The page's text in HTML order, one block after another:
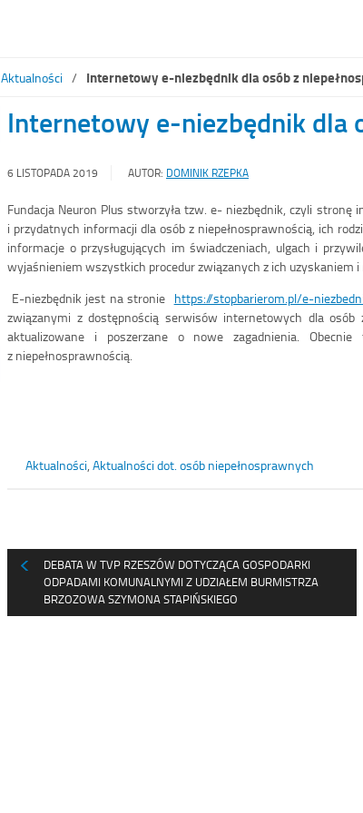
Aktualności Internetowy e-niezbędnik dla osób z
Internetowy e-niezbędnik dla
6 LISTOPADA 2019 AUTOR: DOMINIK RZEPKA
Fundacja Neuron Plus stworzyła tzw. e- niezbędnik, czyli
i przydatnych informacji dla osób z niepełnosprawnością, ich
informacje o przysługujących im świadczeniach, ulgach i
wyjaśnieniem wszystkich procedur związanych z ich uzyskaniem
E-niezbędnik jest na stronie https://stopbarierom.pl/e-
związanymi z dostępnością serwisów internetowych dla osób
aktualizowane i poszerzane o nowe zagadnienia.
z niepełnosprawnością.
Aktualności, Aktualności dot. osób niepełnosprawnych
DEBATA W TVP RZESZÓW DOTYCZĄCA GOSPODARKI
ODPADAMI KOMUNALNYMI Z UDZIAŁEM BURMISTRZA
BRZOZOWA SZYMONA STAPIŃSKIEGO